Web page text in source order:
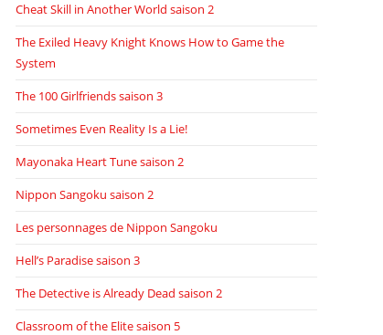
Cheat Skill in Another World saison 2
The Exiled Heavy Knight Knows How to Game the
System
The 100 Girlfriends saison 3
Sometimes Even Reality Is a Lie!
Mayonaka Heart Tune saison 2
Nippon Sangoku saison 2
Les personnages de Nippon Sangoku
Hell’s Paradise saison 3
The Detective is Already Dead saison 2
Classroom of the Elite saison 5